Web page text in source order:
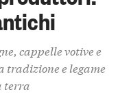
cappelle votive e
tradizione e legame
terra